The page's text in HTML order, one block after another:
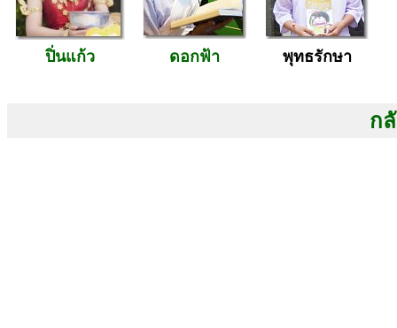
ปิ่นแก้ว ดอกฟ้า พุทธรักษา
ก